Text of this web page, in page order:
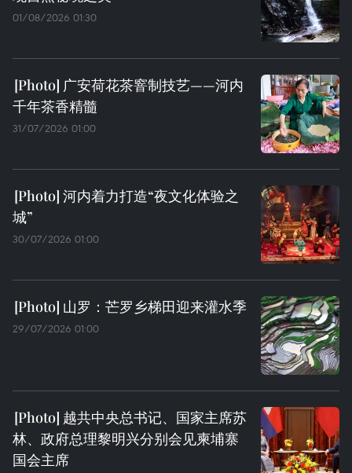
01/08/2026 01:30
广安荷花茶窨制技艺——河内
千年茶香精髓
31/07/2026 01:00
河内着力打造“夜文化体验之
城”
30/07/2026 01:00
山罗：芒罗乡梯田迎来灌水季
29/07/2026 01:00
越共中央总书记、国家主席苏
林、政府总理黎明兴分别会见柬埔寨
国会主席